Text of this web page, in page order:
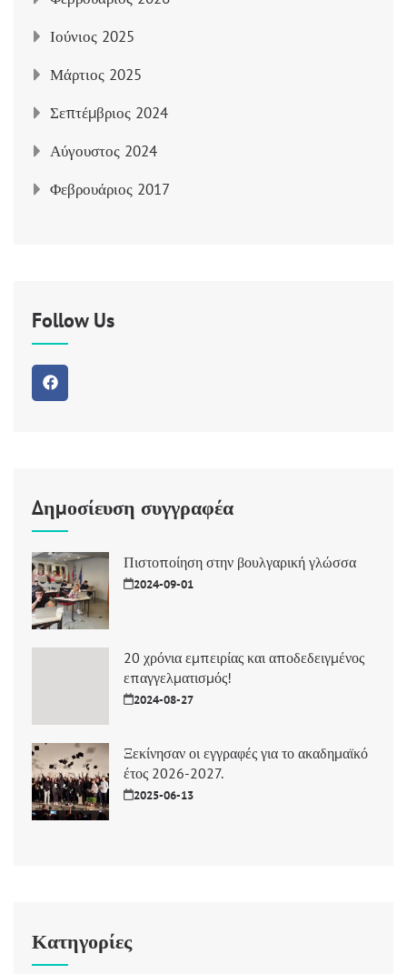
Ιούνιος 2025
Μάρτιος 2025
Σεπτέμβριος 2024
Αύγουστος 2024
Φεβρουάριος 2017
Follow Us
Δημοσίευση συγγραφέα
Πιστοποίηση στην βουλγαρική γλώσσα
2024-09-01
20 χρόνια εμπειρίας και αποδεδειγμένος
επαγγελματισμός!
2024-08-27
Ξεκίνησαν οι εγγραφές για το ακαδημαϊκό
έτος 2026-2027.
2025-06-13
Κατηγορίες